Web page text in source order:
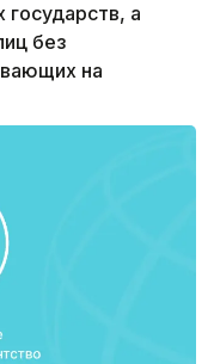
государств, а
без
на